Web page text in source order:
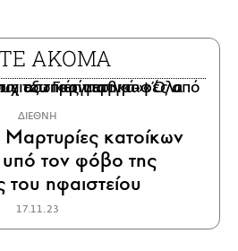
ΑΚΟΜΑ
ΔΙΕΘΝΗ
Μαρτυρίες κατοίκων
τον φόβο της
του ηφαιστείου
17.11.23